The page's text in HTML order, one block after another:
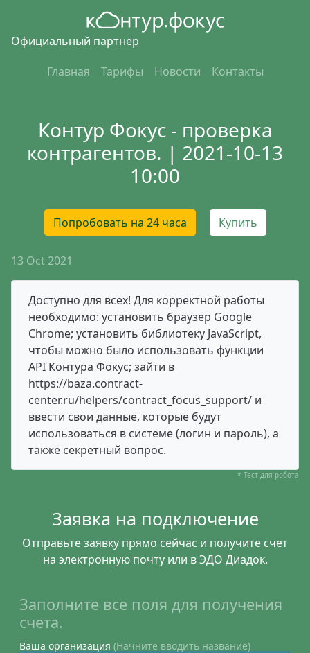
Официальный партнёр
Главная
Тарифы Новости Контакты
Контур Фокус - проверка
контрагентов. | 2021-10-13
10:00
Попробовать на 24 часа Купить
13 Oct 2021
Доступно для всех! Для корректной работы
необходимо: установить браузер Google
Chrome; установить библиотеку JavaScript,
чтобы можно было использовать функции
API Контура Фокус; зайти в
https://baza.contract-
center.ru/helpers/contract_focus_support/ и
ввести свои данные, которые будут
использоваться в системе (логин и пароль), а
также секретный вопрос.
* Тест для робота
Заявка на подключение
Отправьте заявку прямо сейчас и получите счет
на электронную почту или в ЭДО Диадок.
Заполните все поля для получения
счета.
Ваша организация (Начните вводить название)